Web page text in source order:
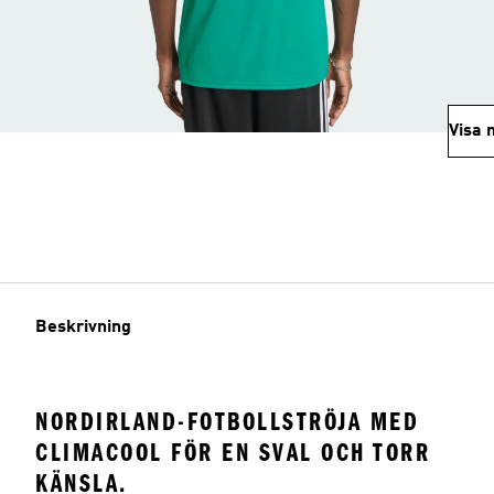
Visa
Beskrivning
NORDIRLAND-FOTBOLLSTRÖJA MED
CLIMACOOL FÖR EN SVAL OCH TORR
KÄNSLA.